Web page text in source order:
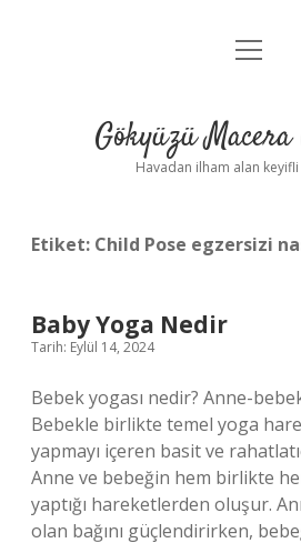
Anasayfa
Yasal Uyarı
menüyü
Gökyüzü
Havadan ilham alan
Etiket: Child Pose egzersizi
Baby Yoga Nedir
Tarih: Eylül 14, 2024
Bebek yogası nedir? Anne-
Bebekle birlikte temel yoga
yapmayı içeren basit ve
Anne ve bebeğin hem birlikte
yaptığı hareketlerden oluşur.
olan bağını güçlendirirken,